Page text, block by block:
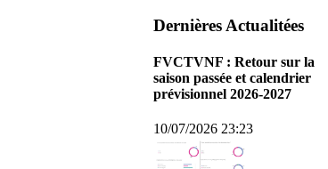
Dernières Actualitées
FVCTVNF : Retour sur la
saison passée et calendrier
prévisionnel 2026-2027
10/07/2026 23:23